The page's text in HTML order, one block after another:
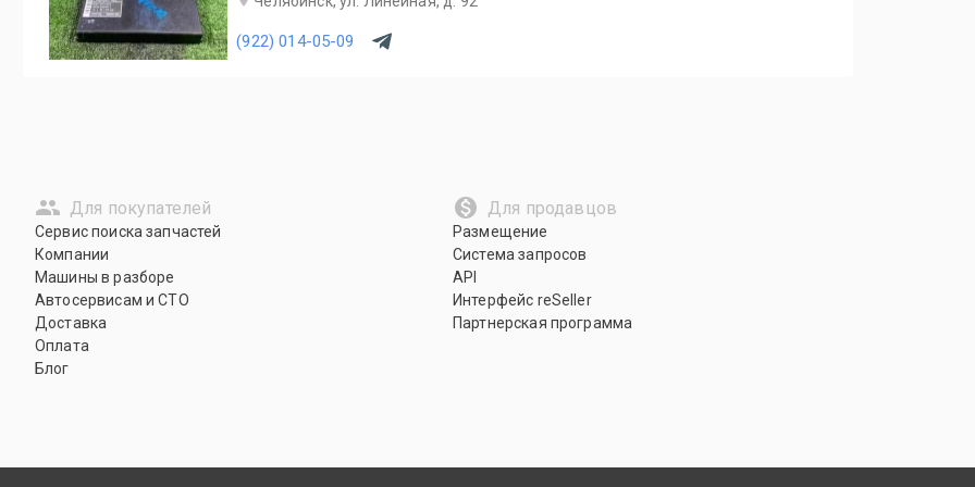
(922) 014-05-09
Для покупателей
Сервис поиска запчастей
Компании
Машины в разборе
Автосервисам и СТО
Доставка
Оплата
Блог
Для продавцов
Размещение
Система запросов
API
Интерфейс reSeller
Партнерская программа